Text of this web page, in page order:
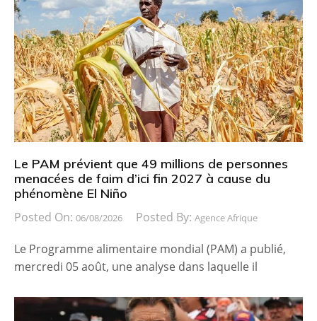
Le PAM prévient que 49 millions de personnes
menacées de faim d’ici fin 2027 à cause du
phénomène El Niño
Posted On: 06/08/2026 Posted By: Agence Afrique
Le Programme alimentaire mondial (PAM) a publié,
mercredi 05 août, une analyse dans laquelle il